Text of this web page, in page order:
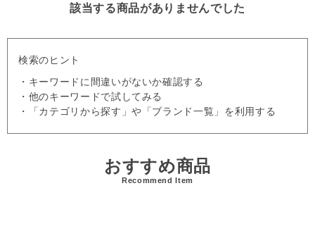
該当する商品がありませんでした
検索のヒント
・キーワードに間違いがないか確認する
・他のキーワードで試してみる
・「カテゴリから探す」や「ブランド一覧」を利用する
おすすめ商品
Recommend Item